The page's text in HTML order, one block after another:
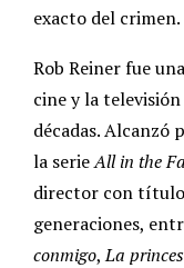
exacto del crimen.
Rob Reiner fue
cine y la
décadas.
la serieAll in the
director con
generaciones,
conmigo,La